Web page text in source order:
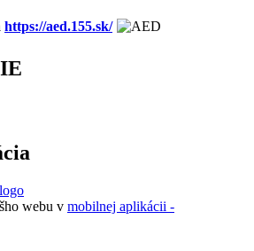
https://aed.155.sk/
webu v mobilnej aplikácii -